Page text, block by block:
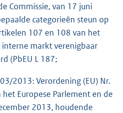
Commissie, van 17 juni
categorieën steun op
107 en 108 van het
interne markt verenigbaar
(PbEU L 187;
2013: Verordening (EU) Nr.
Europese Parlement en de
2013, houdende